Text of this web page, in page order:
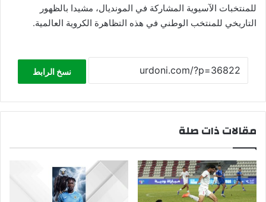
للمنتخبات الآسيوية المشاركة في المونديال، مشيدا بالظهور
التاريخي للمنتخب الوطني في هذه التظاهرة الكروية العالمية.
نسخ الرابط
مقالات ذات صلة